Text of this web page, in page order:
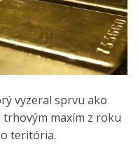
vyzeral sprvu ako
maxím z roku
teritória.